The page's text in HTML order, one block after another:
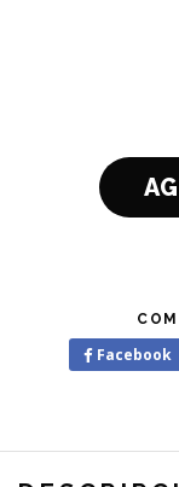
Facebook